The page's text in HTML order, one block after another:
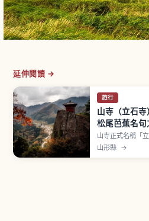
延伸閱讀 →
旅行
山寺（立石
松尾芭蕉名句
山寺正式名稱「
師圓仁開山，是
山形縣 →